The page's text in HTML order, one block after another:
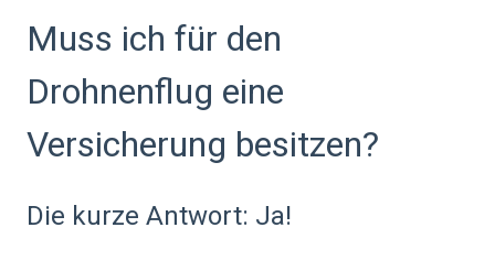
Muss ich für den
Drohnenflug eine
Versicherung besitzen?
Die kurze Antwort: Ja!